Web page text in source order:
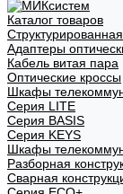
Каталог товаров
Адаптеры
Кабель витая пара
Оптические кроссы
Шкафы
Cерия LITE
Cерия BASIS
Cерия KEYS
Шкафы
Разборная
Сварная